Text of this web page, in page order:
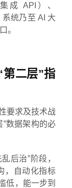
成 API）、
统乃至 AI 大
。
第二层”指
要求及技术战
”数据架构的必
后治”阶段，
，自动化指标
低，能一步到